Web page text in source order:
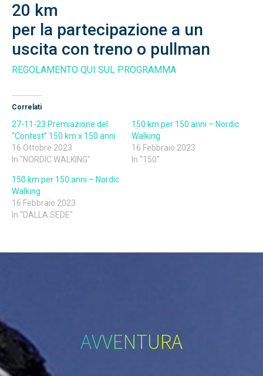
20 km
per la partecipazione a un
uscita con treno o pullman
REGOLAMENTO QUI SUL PROGRAMMA
Correlati
27-11-23 Premiazione del
“Contest” 150 km x 150 anni
16 Ottobre 2023
In "NORDIC WALKING"
150 km per 150 anni – Nordic
Walking
16 Febbraio 2023
In "150"
150 km per 150 anni – Nordic
Walking
16 Febbraio 2023
In "DALLA SEDE"
AVVENTURA